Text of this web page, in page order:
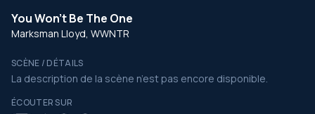
You Won't Be The One
Marksman Lloyd, WWNTR
SCÈNE / DÉTAILS
La description de la scène n’est pas encore disponible.
ÉCOUTER SUR